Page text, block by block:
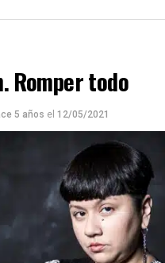
Romper todo
5 años el 12/05/2021